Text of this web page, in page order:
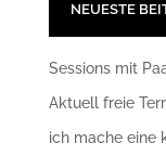
NEUESTE
Sessions mit
Aktuell freie
ich mache eine